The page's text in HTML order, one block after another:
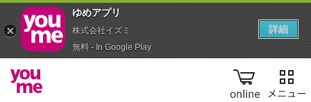
online
ゆめアプ‪リ‬
株式会社イズミ
無料 - In Google Play
詳細